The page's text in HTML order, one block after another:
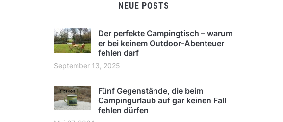
NEUE POSTS
Der perfekte Campingtisch – warum
er bei keinem Outdoor-Abenteuer
fehlen darf
September 13, 2025
Fünf Gegenstände, die beim
Campingurlaub auf gar keinen Fall
fehlen dürfen